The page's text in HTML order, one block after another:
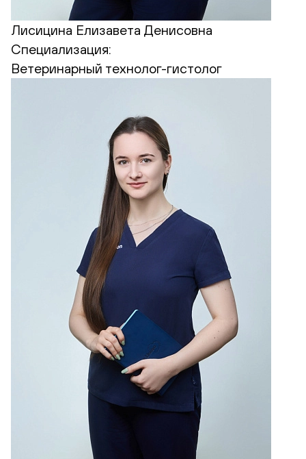
Лисицина Елизавета Денисовна
Специализация:
Ветеринарный технолог-гистолог